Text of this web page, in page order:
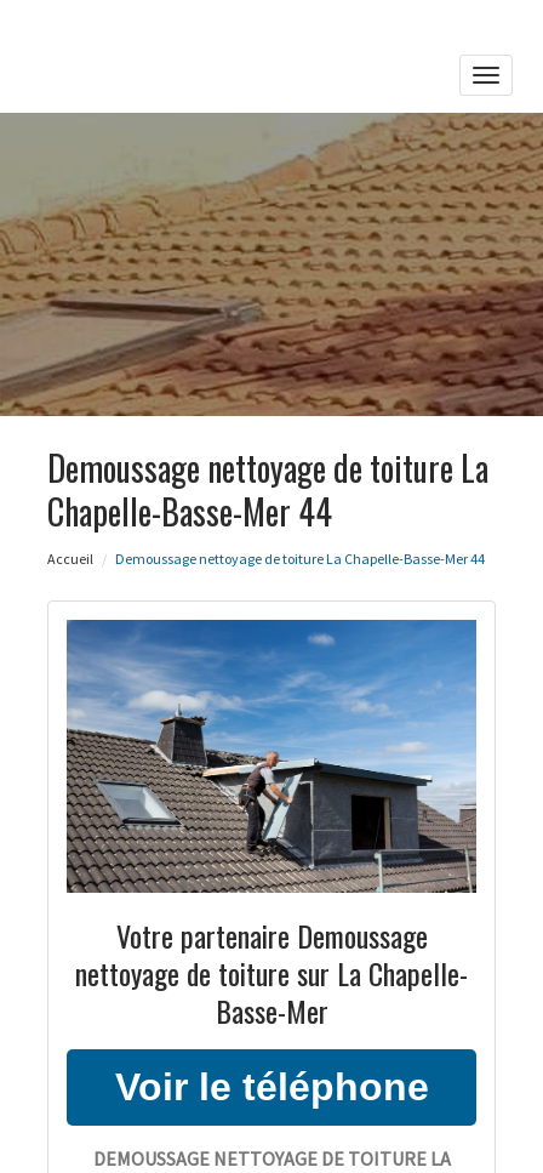
Toggle
Demoussage nettoyage de toiture La
Chapelle-Basse-Mer 44
Accueil Demoussage nettoyage de toiture La Chapelle-Basse-Mer 44
Votre partenaire Demoussage
nettoyage de toiture sur La Chapelle-
Basse-Mer
DEMOUSSAGE NETTOYAGE DE TOITURE LA